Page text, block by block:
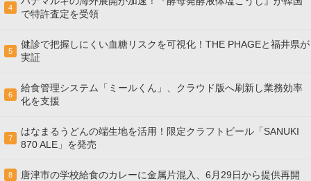
4
で特許査定を受領
5
健診で把握しにくい血糖リスクを可視化！THE PHAGEと福井県が
実証
6
給食管理システム「ミールくん」、クラウド版へ刷新し業務効率
化を支援
7
はなまるうどんの端生地を活用！限定クラフトビール「SANUKI
870 ALE」を発売
8 唐津市の学校給食のカレーに金属片混入、6月29日から提供再開